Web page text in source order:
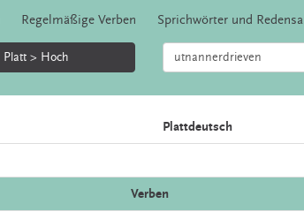
Regelmäßige Verben Sprichwörter und
Platt > Hoch
Plattdeutsch
Verben